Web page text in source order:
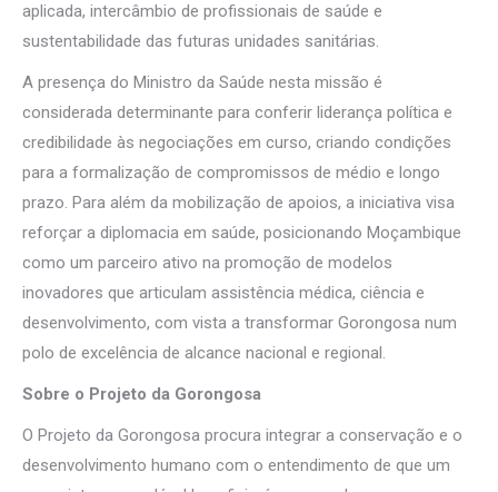
aplicada, intercâmbio de profissionais de saúde e
sustentabilidade das futuras unidades sanitárias.
A presença do Ministro da Saúde nesta missão é
considerada determinante para conferir liderança política e
credibilidade às negociações em curso, criando condições
para a formalização de compromissos de médio e longo
prazo. Para além da mobilização de apoios, a iniciativa visa
reforçar a diplomacia em saúde, posicionando Moçambique
como um parceiro ativo na promoção de modelos
inovadores que articulam assistência médica, ciência e
desenvolvimento, com vista a transformar Gorongosa num
polo de excelência de alcance nacional e regional.
Sobre o Projeto da Gorongosa
O Projeto da Gorongosa procura integrar a conservação e o
desenvolvimento humano com o entendimento de que um